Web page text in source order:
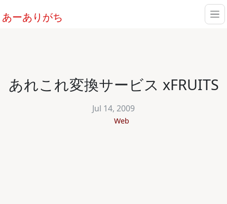
あーありがち
あれこれ変換サービス xFRUITS
Jul 14, 2009
Web